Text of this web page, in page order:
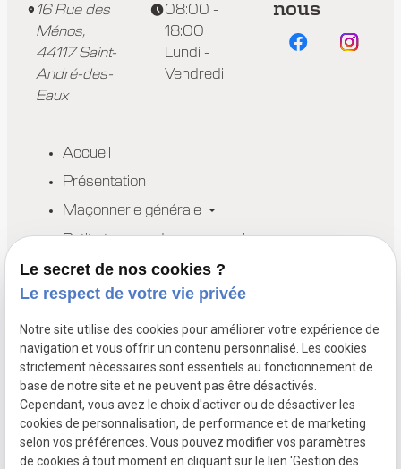
16 Rue des
Ménos,
44117 Saint-
André-des-
Eaux
08:00 -
18:00
Lundi -
Vendredi
nous
Accueil
Présentation
Maçonnerie générale
Petits travaux de maçonnerie
Réalisations
Actualités
Contact
Devis
Experts en maçonnerie générale, rénovation, extensions et sous-
traitance. Basés à La Baule et Saint-André-des-Eaux.
Le secret de nos cookies ?
Le respect de votre vie privée
Notre site utilise des cookies pour améliorer votre expérience de
navigation et vous offrir un contenu personnalisé. Les cookies
strictement nécessaires sont essentiels au fonctionnement de
base de notre site et ne peuvent pas être désactivés.
Cependant, vous avez le choix d'activer ou de désactiver les
cookies de personnalisation, de performance et de marketing
selon vos préférences. Vous pouvez modifier vos paramètres
de cookies à tout moment en cliquant sur le lien 'Gestion des